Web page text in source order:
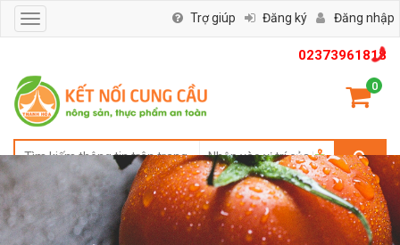
02373961818
0
Toggle
navigation
Trợ giúp Đăng ký Đăng nhập